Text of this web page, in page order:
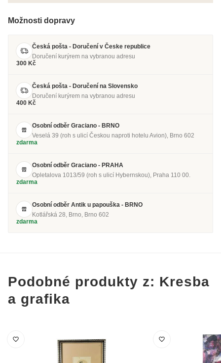
Možnosti dopravy
Česká pošta - Doručení v Česke republice
Doručení kurýrem na vybranou adresu
300 Kč
Česká pošta - Doručení na Slovensko
Doručení kurýrem na vybranou adresu
400 Kč
Osobní odběr Graciano - BRNO
Veselá 39 (roh s ulicí Českou naproti hotelu Avion), Brno 602
zdarma
Osobní odběr Graciano - PRAHA
Opletalova 1013/59 (roh s ulicí Hybernskou), Praha 110 00.
zdarma
Osobní odběr Antik u papouška - BRNO
Kotlářská 28, Brno, Brno 602
zdarma
Podobné produkty z: Kresba
a grafika